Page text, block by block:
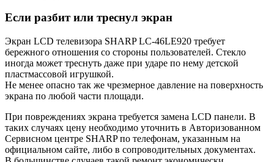
Если разбит или треснул экран
Экран LCD телевизора SHARP LC-46LE920 требует
бережного отношения со стороны пользователей. Стекло
иногда может треснуть даже при ударе по нему детской
пластмассовой игрушкой.
Не менее опасно так же чрезмерное давление на поверхность
экрана по любой части площади.
При повреждениях экрана требуется замена LCD панели. В
таких случаях цену необходимо уточнить в Авторизованном
Сервисном центре SHARP по телефонам, указанным на
официальном сайте, либо в сопроводительных документах.